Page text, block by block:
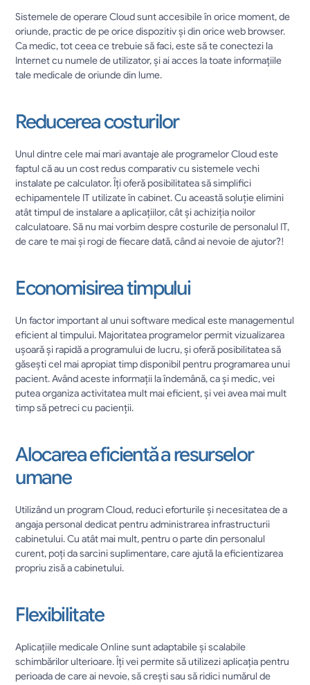
Sistemele de operare Cloud sunt accesibile în orice moment, de
oriunde, practic de pe orice dispozitiv și din orice web browser.
Ca medic, tot ceea ce trebuie să faci, este să te conectezi la
Internet cu numele de utilizator, și ai acces la toate informațiile
tale medicale de oriunde din lume.
Reducerea costurilor
Unul dintre cele mai mari avantaje ale programelor Cloud este
faptul că au un cost redus comparativ cu sistemele vechi
instalate pe calculator. Îți oferă posibilitatea să simplifici
echipamentele IT utilizate în cabinet. Cu această soluție elimini
atât timpul de instalare a aplicațiilor, cât și achiziția noilor
calculatoare. Să nu mai vorbim despre costurile de personalul IT,
de care te mai și rogi de fiecare dată, când ai nevoie de ajutor?!
Economisirea timpului
Un factor important al unui software medical este managementul
eficient al timpului. Majoritatea programelor permit vizualizarea
ușoară și rapidă a programului de lucru, și oferă posibilitatea să
găsești cel mai apropiat timp disponibil pentru programarea unui
pacient. Având aceste informații la îndemână, ca și medic, vei
putea organiza activitatea mult mai eficient, și vei avea mai mult
timp să petreci cu pacienții.
Alocarea eficientă a resurselor
umane
Utilizând un program Cloud, reduci eforturile și necesitatea de a
angaja personal dedicat pentru administrarea infrastructurii
cabinetului. Cu atât mai mult, pentru o parte din personalul
curent, poți da sarcini suplimentare, care ajută la eficientizarea
propriu zisă a cabinetului.
Flexibilitate
Aplicațiile medicale Online sunt adaptabile și scalabile
schimbărilor ulterioare. Îți vei permite să utilizezi aplicația pentru
perioada de care ai nevoie, să crești sau să ridici numărul de